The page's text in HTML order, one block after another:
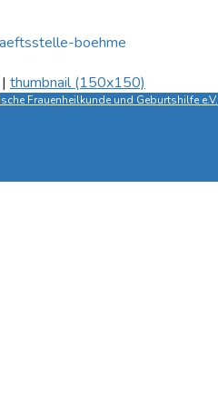
boehme
| thumbnail (150x150)
Frauenheilkunde und Geburtshilfe e.V.